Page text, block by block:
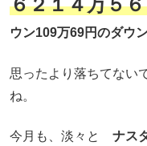
６２１４万５
ウン109万69円のダウン
思ったより落ちてない
ね。
今月も、淡々と ナス